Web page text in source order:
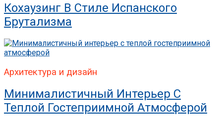
Кохаузинг В Стиле Испанского
Брутализма
Архитектура и дизайн
Минималистичный Интерьер С
Теплой Гостеприимной Атмосферой